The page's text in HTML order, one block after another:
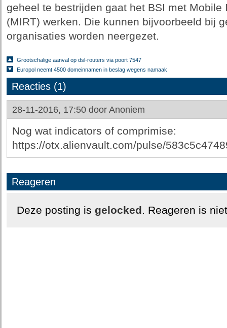
geheel te bestrijden gaat het BSI met Mobile
(MIRT) werken. Die kunnen bijvoorbeeld bij
organisaties worden neergezet.
Grootschalige aanval op dsl-routers via poort 7547
Europol neemt 4500 domeinnamen in beslag wegens namaak
Reacties (1)
28-11-2016, 17:50 door Anoniem
Nog wat indicators of comprimise:
https://otx.alienvault.com/pulse/
Reageren
Deze posting is gelocked. Reageren is